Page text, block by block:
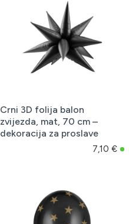
Crni 3D folija balon
zvijezda, mat, 70 cm –
dekoracija za proslave
7,10 €